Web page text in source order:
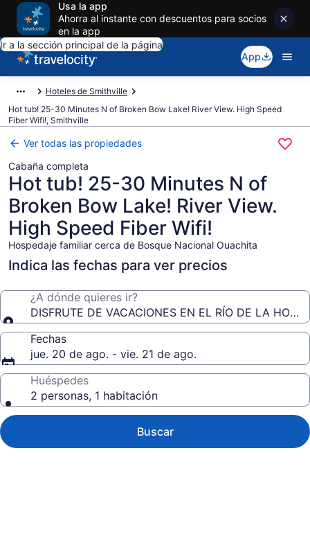
Usa la app
Ahorra al instante con descuentos para socios
en la app
Ir a la sección principal de la página
App
Hoteles de Smithville
Hot tub! 25-30 Minutes N of Broken Bow Lake! River View. High Speed
Fiber Wifi!, Smithville
Ver todas las propiedades
Cabaña completa
Hot tub! 25-30 Minutes N of
Broken Bow Lake! River View.
High Speed Fiber Wifi!
Hospedaje familiar cerca de Bosque Nacional Ouachita
Indica las fechas para ver precios
¿A dónde quieres ir?
DISFRUTE DE VACACIONES EN EL RÍO DE LA
Fechas
jue. 20 de ago. - vie. 21 de ago.
Huéspedes
2 personas, 1 habitación
Buscar